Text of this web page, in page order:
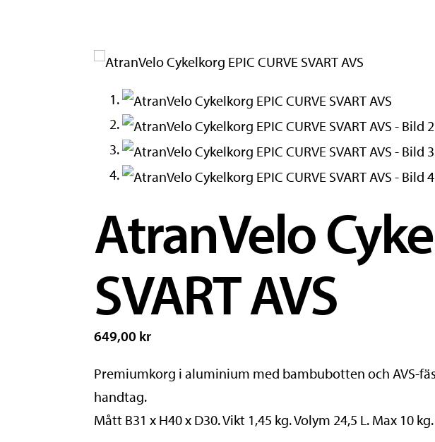
AtranVelo
SVART AVS
649,00 kr
Premiumkorg i aluminium med bambubotten och AVS-
handtag.
Mått B31 x H40 x D30. Vikt 1,45 kg. Volym 24,5 L. Max 10 kg.